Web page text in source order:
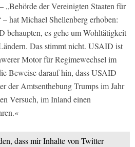
„Behörde der Vereinigten Staaten für
hat Michael Shellenberg erhoben:
behaupten, es gehe um Wohltätigkeit
Das stimmt nicht. USAID ist
Motor für Regimewechsel im
Beweise darauf hin, dass USAID
der Amtsenthebung Trumps im Jahr
Versuch, im Inland einen
dass mir Inhalte von Twitter